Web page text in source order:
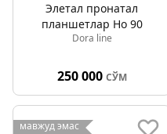
Элетал пронатал
планшетлар Но 90
Dora line
250 000 СЎМ
мавжуд эмас